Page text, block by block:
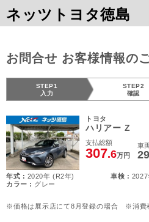
ネッツトヨタ徳島
お問合せ お客様情報の
STEP1
入力
STEP2
確認
トヨタ
ハリアー Z
支払総額
307.6万円
車
年式 : 2020年 (R2年) 車検 : 2027
カラー : グレー
※価格は展示店にて8月登録の場合 ※消費